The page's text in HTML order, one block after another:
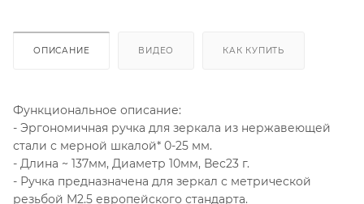
ОПИСАНИЕ ВИДЕО КАК КУПИТЬ
Функциональное описание:
- Эргономичная ручка для зеркала из нержавеющей
стали с мерной шкалой* 0-25 мм.
- Длина ~ 137мм, Диаметр 10мм, Вес23 г.
- Ручка предназначена для зеркал с метрической
резьбой M2.5 европейского стандарта.